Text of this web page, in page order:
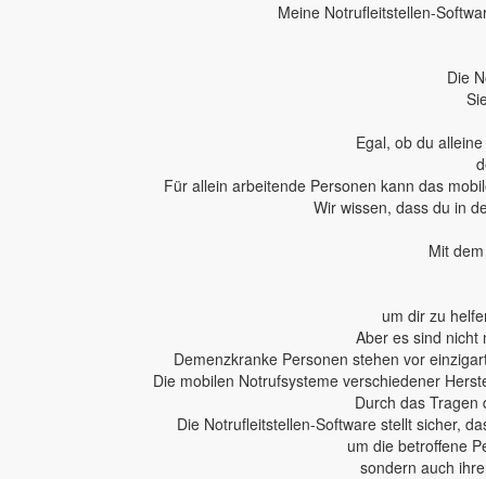
Meine Notrufleitstellen-
Die
Egal, ob du
Für allein arbeitende Personen kann das
Wir wissen, dass du in
Mit
um dir zu
Aber es sind nicht
Demenzkranke Personen stehen vor
Die mobilen Notrufsysteme verschiedener
Durch das
Die Notrufleitstellen-Software stellt sicher,
um die betroffene
sondern auch